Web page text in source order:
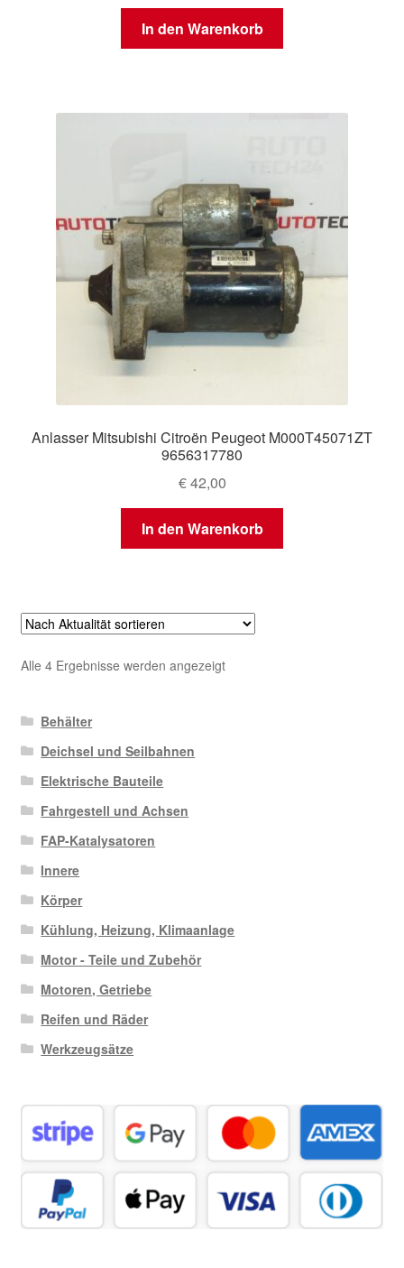
In den Warenkorb
Anlasser Mitsubishi Citroën Peugeot M000T45071ZT
9656317780
€42,00
In den Warenkorb
Alle 4 Ergebnisse werden angezeigtNach
Behälter
Deichsel und Seilbahnen
Elektrische Bauteile
Fahrgestell und Achsen
FAP-Katalysatoren
Innere
Körper
Kühlung, Heizung, Klimaanlage
Motor - Teile und Zubehör
Motoren, Getriebe
Reifen und Räder
Werkzeugsätze